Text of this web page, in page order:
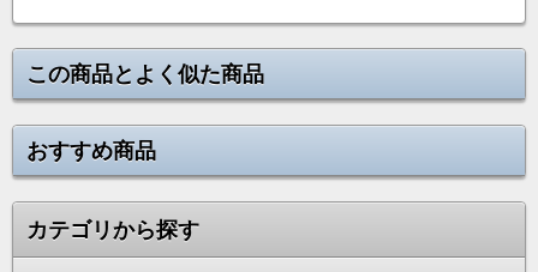
この商品とよく似た商品
おすすめ商品
カテゴリから探す